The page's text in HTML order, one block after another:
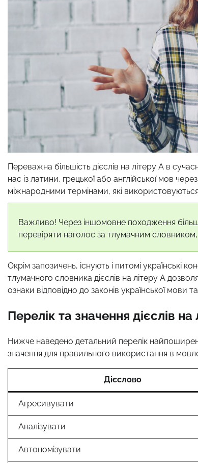
Переважна більшість дієслів на літеру А в
нас із латини, грецької або англійської мов
міжнародними термінами, які використовуються
Важливо! Через іншомовне походження
перевіряти наголос за тлумачним
Окрім запозичень, існують і питомі
тлумачного словника дієслів на літеру А
ознаки відповідно до законів української мови
Перелік та значення дієслів на
Нижче наведено детальний перелік
значення для правильного використання в
Дієслово
Агресивувати
Аналізувати
Автономізувати